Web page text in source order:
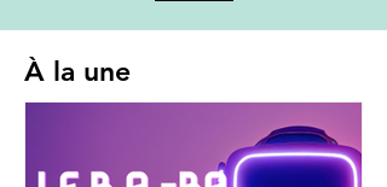
À la une